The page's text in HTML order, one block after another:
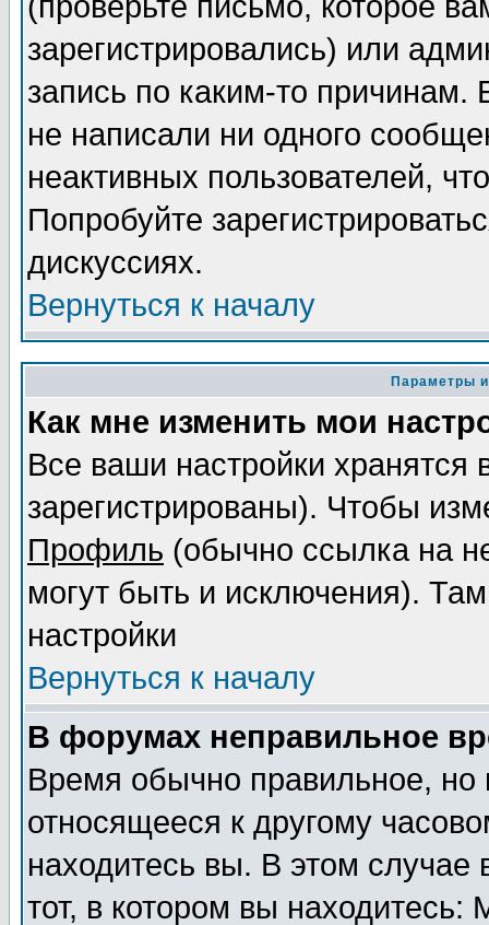
зарегистрировались) или
запись по каким-то
не написали ни одного
неактивных пользователей,
Попробуйте
дискуссиях.
Вернуться к началу
Параметры
Как мне изменить мои
Все ваши настройки
зарегистрированы). Чтобы
Профиль (обычно ссылка на
могут быть и исключения).
настройки
Вернуться к началу
В форумах неправильное
Время обычно правильное,
относящееся к другому
находитесь вы. В этом
тот, в котором вы